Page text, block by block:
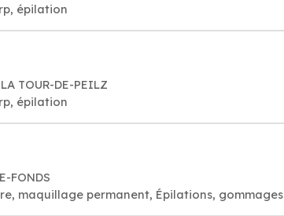
épilation
TOUR-DE-PEILZ
épilation
FONDS
bien-être, maquillage permanent, Épilations, gommages